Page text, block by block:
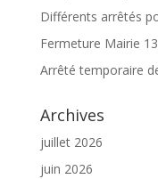
Différents arrêtés
Fermeture Mairie
Arrêté temporaire
Archives
juillet 2026
juin 2026